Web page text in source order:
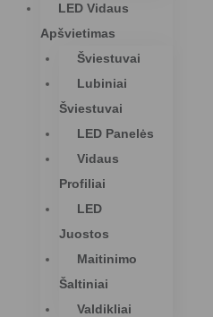
LED Vidaus
Apšvietimas
Šviestuvai
Lubiniai
Šviestuvai
LED Panelės
Vidaus
Profiliai
LED
Juostos
Maitinimo
Šaltiniai
Valdikliai